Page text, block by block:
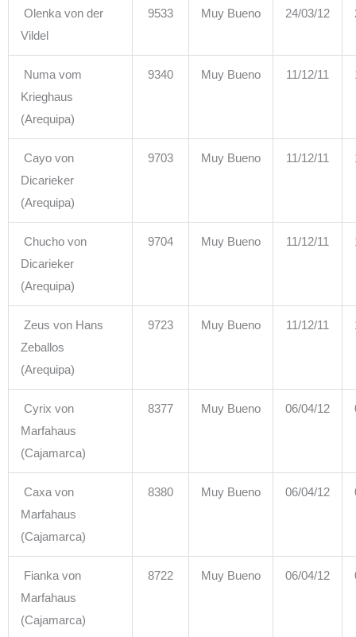
Olenka von der
Vildel
9533 Muy Bueno 24/03/12
Numa vom
Krieghaus
(Arequipa)
9340 Muy Bueno 11/12/11
Cayo von
Dicarieker
(Arequipa)
9703 Muy Bueno 11/12/11
Chucho von
Dicarieker
(Arequipa)
9704 Muy Bueno 11/12/11
Zeus von Hans
Zeballos
(Arequipa)
9723 Muy Bueno 11/12/11
Cyrix von
Marfahaus
(Cajamarca)
8377 Muy Bueno 06/04/12
Caxa von
Marfahaus
(Cajamarca)
8380 Muy Bueno 06/04/12
Fianka von
Marfahaus
(Cajamarca)
8722 Muy Bueno 06/04/12